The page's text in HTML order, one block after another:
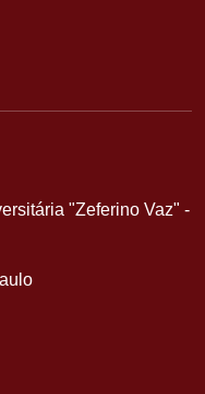
"Zeferino Vaz" -